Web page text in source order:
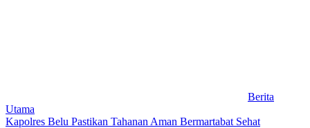
Berita
Utama
Kapolres Belu Pastikan Tahanan Aman Bermartabat Sehat